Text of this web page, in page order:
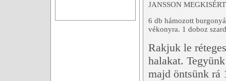
JANSSON
6 db hámozott
vékonyra. 1 doboz
Rakjuk le
halakat.
majd öntsünk rá